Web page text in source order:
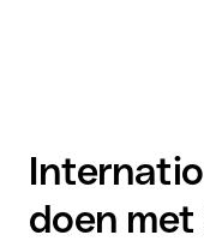
doen